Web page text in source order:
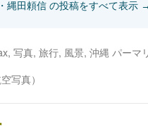
縄田頼信 の投稿をすべて表示
, 写真, 旅行, 風景, 沖縄 パーマ
写真）